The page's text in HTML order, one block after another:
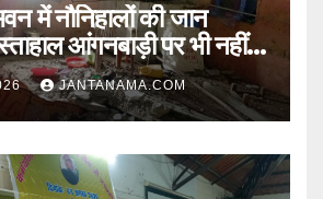
में नौनिहालों की जान
आंगनबाड़ी पर भी नहीं
JANTANAMA.COM